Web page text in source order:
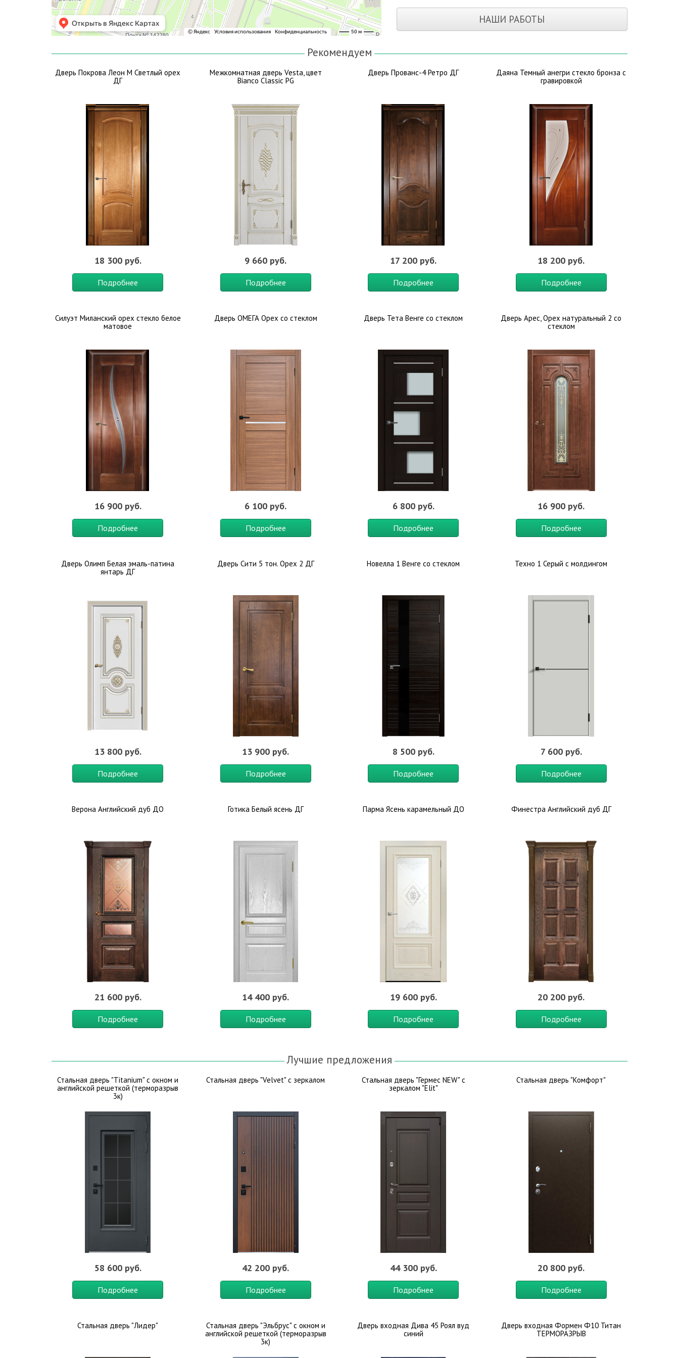
НАШИ РАБОТЫ
Рекомендуем
Дверь Покрова Леон М Светлый орех
ДГ
18 300 руб.
Подробнее
Межкомнатная дверь Vesta, цвет
Bianco Classic PG
9 660 руб.
Подробнее
Дверь Прованс-4 Ретро ДГ
17 200 руб.
Подробнее
Даяна Темный анегри стекло бронза с
гравировкой
18 200 руб.
Подробнее
Силуэт Миланский орех стекло белое
матовое
16 900 руб.
Подробнее
Дверь ОМЕГА Орех со стеклом
6 100 руб.
Подробнее
Дверь Тета Венге со стеклом
6 800 руб.
Подробнее
Дверь Арес, Орех натуральный 2 со
стеклом
16 900 руб.
Подробнее
Дверь Олимп Белая эмаль-патина
янтарь ДГ
13 800 руб.
Подробнее
Дверь Сити 5 тон. Орех 2 ДГ
13 900 руб.
Подробнее
Новелла 1 Венге со стеклом
8 500 руб.
Подробнее
Техно 1 Серый с молдингом
7 600 руб.
Подробнее
Верона Английский дуб ДО
21 600 руб.
Подробнее
Готика Белый ясень ДГ
14 400 руб.
Подробнее
Парма Ясень карамельный ДО
19 600 руб.
Подробнее
Финестра Английский дуб ДГ
20 200 руб.
Подробнее
Лучшие предложения
Стальная дверь "Titanium" с окном и
английской решеткой (терморазрыв
3к)
58 600 руб.
Подробнее
Стальная дверь "Velvet" с зеркалом
42 200 руб.
Подробнее
Стальная дверь "Гермес NEW" с
зеркалом "Elit"
44 300 руб.
Подробнее
Стальная дверь "Комфорт"
20 800 руб.
Подробнее
Стальная дверь "Лидер"
Стальная дверь "Эльбрус" с окном и
английской решеткой (терморазрыв
3к)
Дверь входная Дива 45 Роял вуд
синий
Дверь входная Формен Ф10 Титан
ТЕРМОРАЗРЫВ